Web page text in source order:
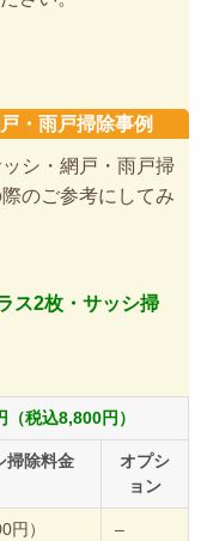
・雨戸掃除事例
シ・網戸・雨戸掃
のご参考にしてみ
ス2枚・サッシ掃
税込8,800円）
掃除料金
オプシ
ョン
）
–